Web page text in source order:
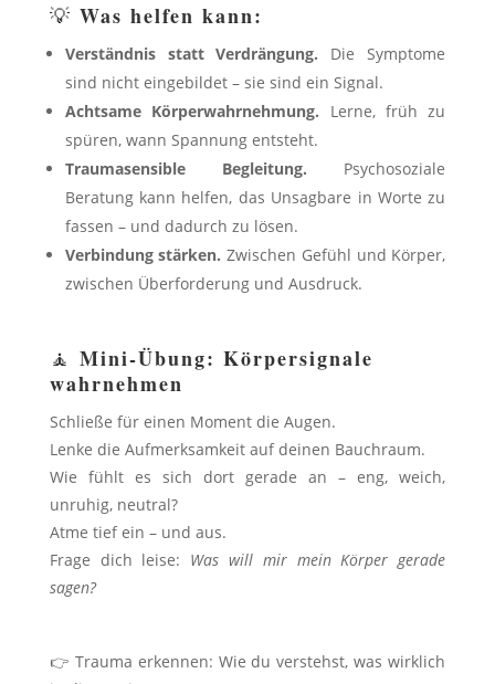
💡 Was helfen kann:
Verständnis statt Verdrängung. Die Symptome
sind nicht eingebildet – sie sind ein Signal.
Achtsame Körperwahrnehmung. Lerne, früh zu
spüren, wann Spannung entsteht.
Traumasensible Begleitung. Psychosoziale
Beratung kann helfen, das Unsagbare in Worte zu
fassen – und dadurch zu lösen.
Verbindung stärken. Zwischen Gefühl und Körper,
zwischen Überforderung und Ausdruck.
🧘 Mini-Übung: Körpersignale
wahrnehmen
Schließe für einen Moment die Augen.
Lenke die Aufmerksamkeit auf deinen Bauchraum.
Wie fühlt es sich dort gerade an – eng, weich,
unruhig, neutral?
Atme tief ein – und aus.
Frage dich leise: Was will mir mein Körper gerade
sagen?
👉 Trauma erkennen: Wie du verstehst, was wirklich